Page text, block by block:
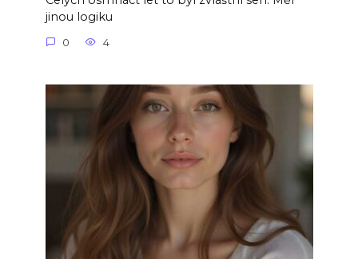
jinou logiku
0 4